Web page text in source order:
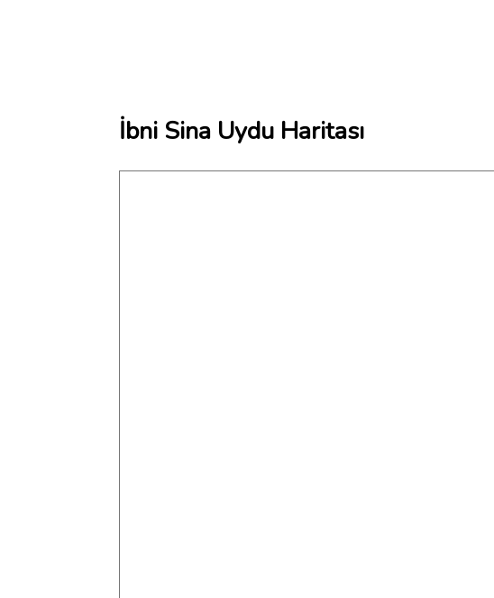
İbni Sina Uydu Haritası